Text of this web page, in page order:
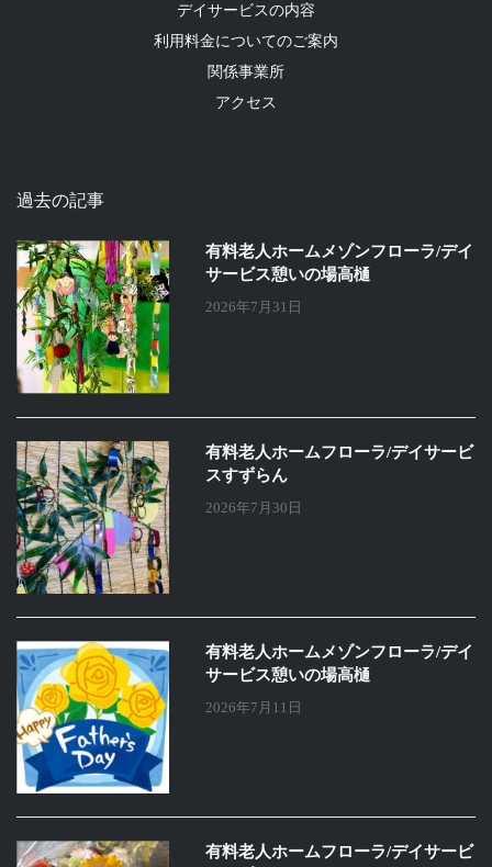
デイサービスの内容
利用料金についてのご案内
関係事業所
アクセス
過去の記事
有料老人ホームメゾンフローラ/デイ
サービス憩いの場高樋
2026年7月31日
有料老人ホームフローラ/デイサービ
スすずらん
2026年7月30日
有料老人ホームメゾンフローラ/デイ
サービス憩いの場高樋
2026年7月11日
有料老人ホームフローラ/デイサービ